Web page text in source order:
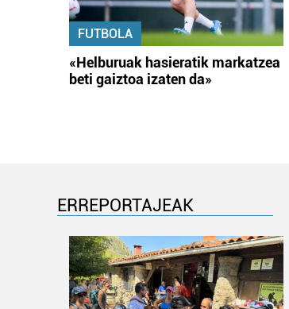
FUTBOLA
«Helburuak hasieratik markatzea
beti gaiztoa izaten da»
ERREPORTAJEAK